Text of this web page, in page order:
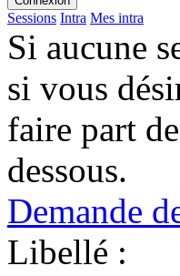
Sessions Intra Mes intra
Si aucune
si vous
faire part
dessous.
Demande
Libellé :